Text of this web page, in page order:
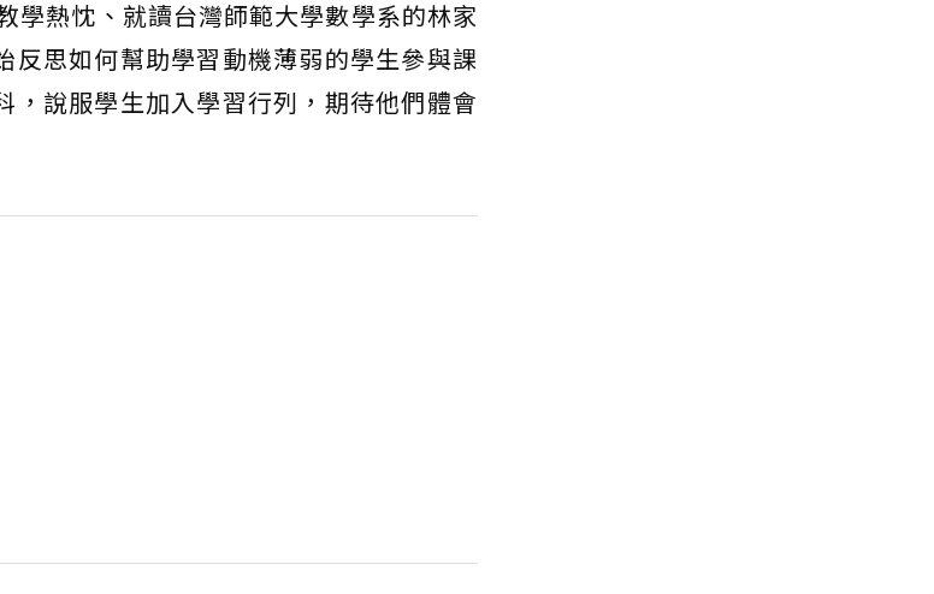
學熱忱、就讀台灣師範大學數學系的林家
反思如何幫助學習動機薄弱的學生參與課
說服學生加入學習行列，期待他們體會